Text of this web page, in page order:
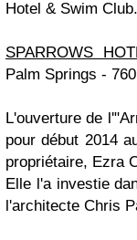
Hotel & Swim Club.
SPARROWS
Palm Springs -
L'ouverture de
pour début 2014
propriétaire, Ezra
Elle l'a investie
l'architecte Chris